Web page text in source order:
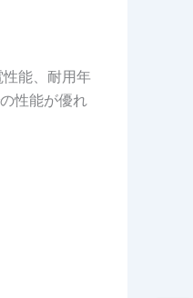
能、耐用年
性能が優れ